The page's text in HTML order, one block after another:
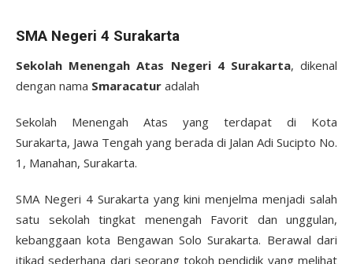
SMA Negeri 4 Surakarta
Sekolah Menengah Atas Negeri 4 Surakarta, dikenal
dengan nama Smaracatur adalah
Sekolah Menengah Atas yang terdapat di Kota
Surakarta, Jawa Tengah yang berada di Jalan Adi Sucipto No.
1, Manahan, Surakarta.
SMA Negeri 4 Surakarta yang kini menjelma menjadi salah
satu sekolah tingkat menengah Favorit dan unggulan,
kebanggaan kota Bengawan Solo Surakarta. Berawal dari
itikad sederhana dari seorang tokoh pendidik yang melihat